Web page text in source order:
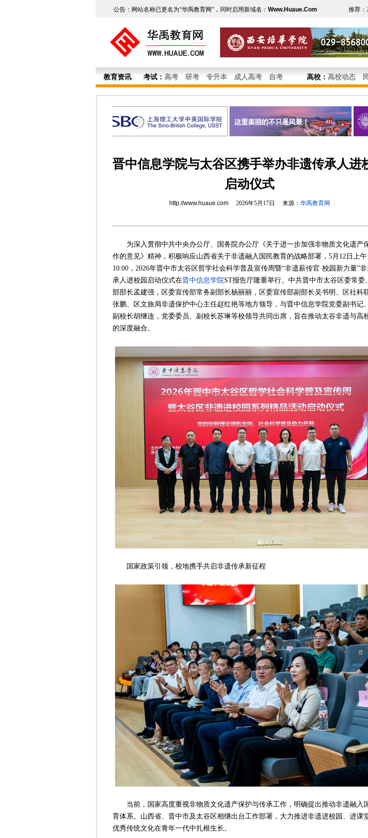
公告：网站名称已更名为“华禹教育网”，同时启用新域名： Www.Huaue.Com 推荐：
教育资讯 考试： 高考 研考 专升本 成人高考 自考 高校： 高校动态
晋中信息学院与太谷区携手举办非遗传承人进
启动仪式
http://www.huaue.com2026年5月17日 来源： 华禹教育网
为深入贯彻中共中央办公厅、国务院办公厅《关于进一步加强非物质文化遗产
作的意见》精神，积极响应山西省关于非遗融入国民教育的战略部署，5月12日上午
10:00，2026年晋中市太谷区哲学社会科学普及宣传周暨“非遗薪传官·校园新力量”
承人进校园启动仪式在晋中信息学院ST报告厅隆重举行。中共晋中市太谷区委常委
部部长孟建强，区委宣传部常务副部长杨丽丽，区委宣传部副部长吴书明、区社科
张鹏、区文旅局非遗保护中心主任赵红艳等地方领导，与晋中信息学院党委副书记
副校长胡继连，党委委员、副校长苏琳等校领导共同出席，旨在推动太谷非遗与高
的深度融合。
国家政策引领，校地携手共启非遗传承新征程
当前，国家高度重视非物质文化遗产保护与传承工作，明确提出推动非遗融入
育体系。山西省、晋中市及太谷区相继出台工作部署，大力推进非遗进校园、进课
优秀传统文化在青年一代中扎根生长。